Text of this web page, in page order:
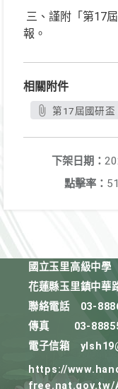
三、謹附「第17
報。
相關附件
第17屆國研盃
下架日期：
點擊率：
國立玉里高級中學
花蓮縣玉里鎮中華
聯絡電話
03-
傳真
03-
電子信箱
https://